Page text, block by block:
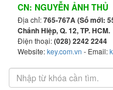
CN: NGUYỄN ẢNH THỦ
Địa chỉ:765-767A (Số mới:
Chánh Hiệp, Q. 12, TP. HCM.
Điện thoại:(028) 2242 2244
Website:key.com.vn - Email: